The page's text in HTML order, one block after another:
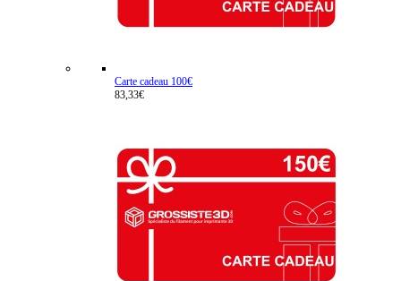
Carte cadeau 100€
83,33€